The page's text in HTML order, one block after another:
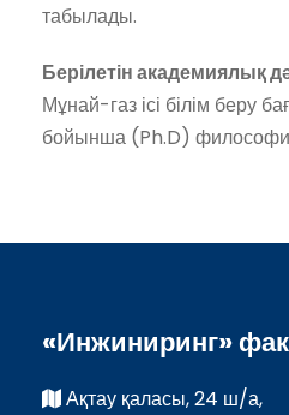
табылады.
Берілетін академиялық
Мұнай-газ ісі білім беру
бойынша (Ph.D)
«Инжиниринг»
Ақтау қаласы, 24 ш/а,